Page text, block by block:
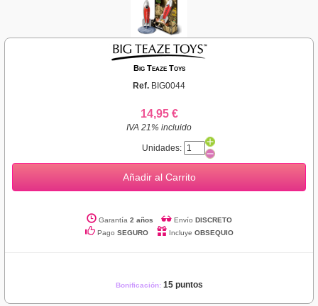
Big Teaze Toys
Ref. BIG0044
14,95 €
IVA 21% incluido
Unidades:
Añadir al Carrito
Garantía 2 años Envío DISCRETO
Pago SEGURO Incluye OBSEQUIO
Bonificación: 15 puntos